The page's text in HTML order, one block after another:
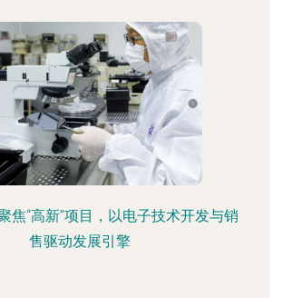
焦“高新”项目，以电子技术开发与销
售驱动发展引擎